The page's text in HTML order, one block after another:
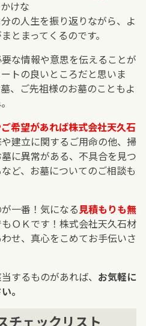
けな
の人生を振り返りながら、よ
とまってくるのです。
な情報や意思を伝えることが
トの良いところだと思いま
、ご先祖様のお墓のこともよ
希望があれば株式会社天久石
や建立に関するご用命の他、掃
に異常がある、不具合を見つ
ど、お墓についてのご相談も
一番！気になる 見積もりも無
ＯＫです！株式会社天久石材
せ、真心をこめてお手伝いさ
するものがあれば、 お気軽に
。
チェックリスト